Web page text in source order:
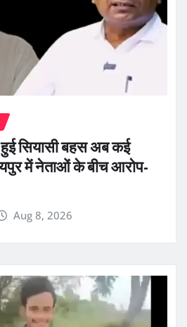
सियासी बहस अब कई
में नेताओं के बीच आरोप-
Aug 8, 2026